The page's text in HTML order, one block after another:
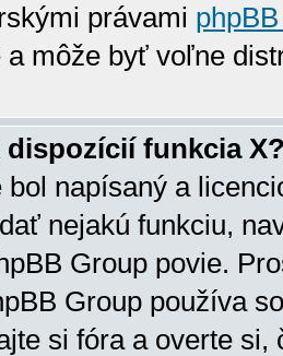
právami
a môže byť voľne
dispozícií funkcia
bol napísaný a
nejakú funkciu,
Group povie.
Group používa
si fóra a overte